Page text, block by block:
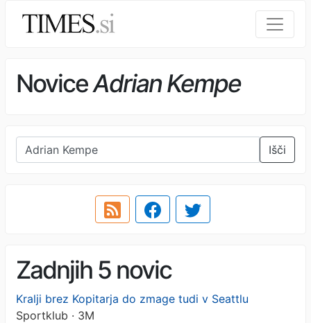
NoviceAdrian Kempe
Išči
Zadnjih 5 novic
Kralji brez Kopitarja do zmage tudi v Seattlu
Sportklub · 3M